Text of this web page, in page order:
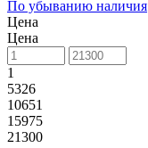
По убыванию наличия
Цена
Цена
1
5326
10651
15975
21300